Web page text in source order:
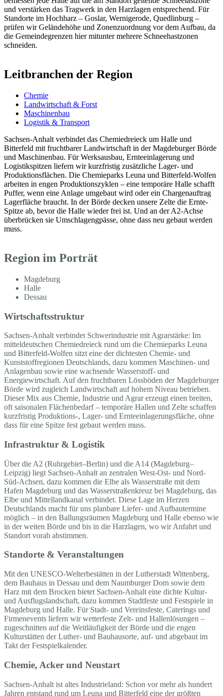
und verstärken das Tragwerk in den Harzlagen entsprechend. Für
Standorte im Hochharz – Goslar, Wernigerode, Quedlinburg –
prüfen wir Geländehöhe und Zonenzuordnung vor dem Aufbau, da
die Gemeindegrenzen hier mitunter mehrere Schneehastzonen
schneiden.
Leitbranchen der Region
Chemie
Landwirtschaft & Forst
Maschinenbau
Logistik & Transport
Sachsen-Anhalt verbindet das Chemiedreieck um Halle und
Bitterfeld mit fruchtbarer Landwirtschaft in der Magdeburger Börde
und Maschinenbau. Für Werksausbau, Ernteeinlagerung und
Logistikspitzen liefern wir kurzfristig zusätzliche Lager- und
Produktionsflächen. Die Chemieparks Leuna und Bitterfeld-Wolfen
arbeiten in engen Produktionszyklen – eine temporäre Halle schafft
Puffer, wenn eine Anlage umgebaut wird oder ein Chargenauftrag
Lagerfläche braucht. In der Börde decken unsere Zelte die Ernte-
Spitze ab, bevor die Halle wieder frei ist. Und an der A2-Achse
überbrücken sie Umschlagengpässe, ohne dass neu gebaut werden
muss.
Region im Porträt
Magdeburg
Halle
Dessau
Wirtschaftsstruktur
Sachsen-Anhalt verbindet Schwerindustrie mit Agrarstärke: Im
mitteldeutschen Chemiedreieck rund um die Chemieparks Leuna
und Bitterfeld-Wolfen sitzt eine der dichtesten Chemie- und
Kunststoffregionen Deutschlands, dazu kommen Maschinen- und
Anlagenbau sowie eine wachsende Wasserstoff- und
Energiewirtschaft. Auf den fruchtbaren Lössböden der Magdeburger
Börde wird zugleich Landwirtschaft auf hohem Niveau betrieben.
Dieser Mix aus Chemie, Industrie und Agrar erzeugt einen breiten,
oft saisonalen Flächenbedarf – temporäre Hallen und Zelte schaffen
kurzfristig Produktions-, Lager- und Ernteeinlagerungsfläche, ohne
dass für eine Spitze fest gebaut werden muss.
Infrastruktur & Logistik
Über die A2 (Ruhrgebiet–Berlin) und die A14 (Magdeburg–
Leipzig) liegt Sachsen-Anhalt an zentralen West-Ost- und Nord-
Süd-Achsen, dazu kommen die Elbe als Wasserstraße mit dem
Hafen Magdeburg und das Wasserstraßenkreuz bei Magdeburg, das
Elbe und Mittellandkanal verbindet. Diese Lage im Herzen
Deutschlands macht für uns planbare Liefer- und Aufbautermine
möglich – in den Ballungsräumen Magdeburg und Halle ebenso wie
in der weiten Börde und bis in die Harzlagen, wo wir Anfahrt und
Standort vorab abstimmen.
Standorte & Veranstaltungen
Mit den UNESCO-Welterbestätten in der Lutherstadt Wittenberg,
dem Bauhaus in Dessau und dem Naumburger Dom sowie dem
Harz mit dem Brocken bietet Sachsen-Anhalt eine dichte Kultur-
und Ausflugslandschaft, dazu kommen Stadtfeste und Festspiele in
Magdeburg und Halle. Für Stadt- und Vereinsfeste, Caterings und
Firmenevents liefern wir wetterfeste Zelt- und Hallenlösungen –
zugeschnitten auf die Weitläufigkeit der Börde und die engen
Kulturstätten der Luther- und Bauhausorte, auf- und abgebaut im
Takt der Festspielkalender.
Chemie, Acker und Neustart
Sachsen-Anhalt ist altes Industrieland: Schon vor mehr als hundert
Jahren entstand rund um Leuna und Bitterfeld eine der größten